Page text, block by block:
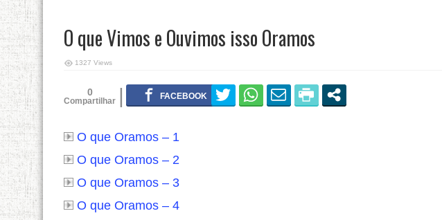
O que Vimos e Ouvimos isso Oramos
1327 Views
0
O que Oramos – 1
O que Oramos – 2
O que Oramos – 3
O que Oramos – 4